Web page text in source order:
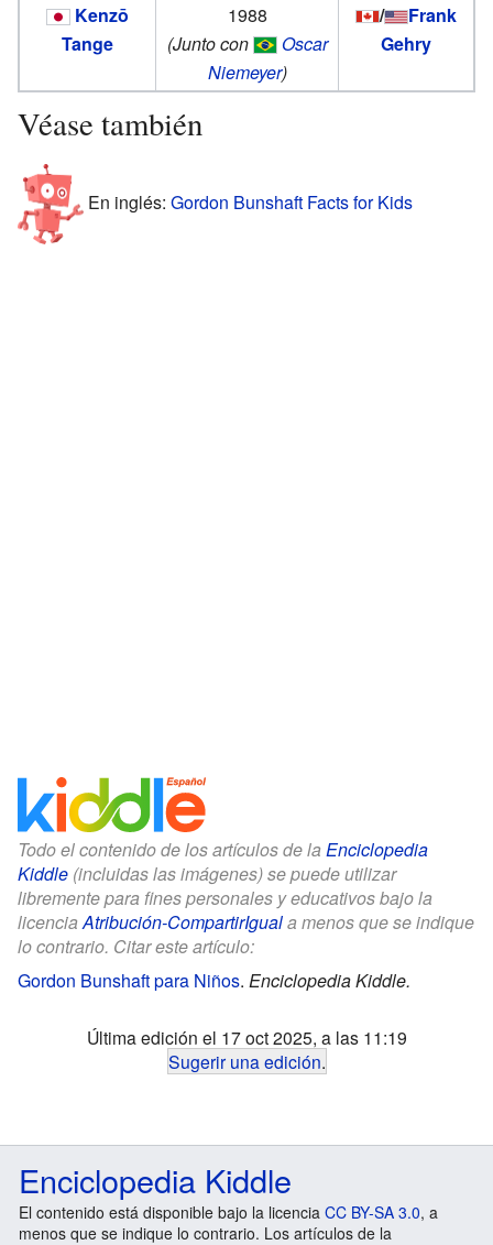
Kenzō
Tange
1988
(Junto con
Oscar
Niemeyer)
/
Frank
Gehry
Véase también
En inglés: Gordon Bunshaft Facts for Kids
Todo el contenido de los artículos de la Enciclopedia
Kiddle (incluidas las imágenes) se puede utilizar
libremente para fines personales y educativos bajo la
licencia Atribución-CompartirIguala menos que se indique
lo contrario. Citar este artículo:
Gordon Bunshaft para Niños. Enciclopedia Kiddle.
Última edición el 17 oct 2025, a las 11:19
Sugerir una edición.
Enciclopedia Kiddle
El contenido está disponible bajo la licencia CC BY-SA 3.0, a
menos que se indique lo contrario. Los artículos de la